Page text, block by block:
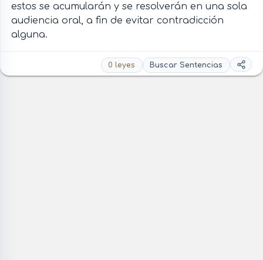
estos se acumularán y se resolverán en una sola
audiencia oral, a fin de evitar contradicción
alguna.
0 leyes Buscar Sentencias